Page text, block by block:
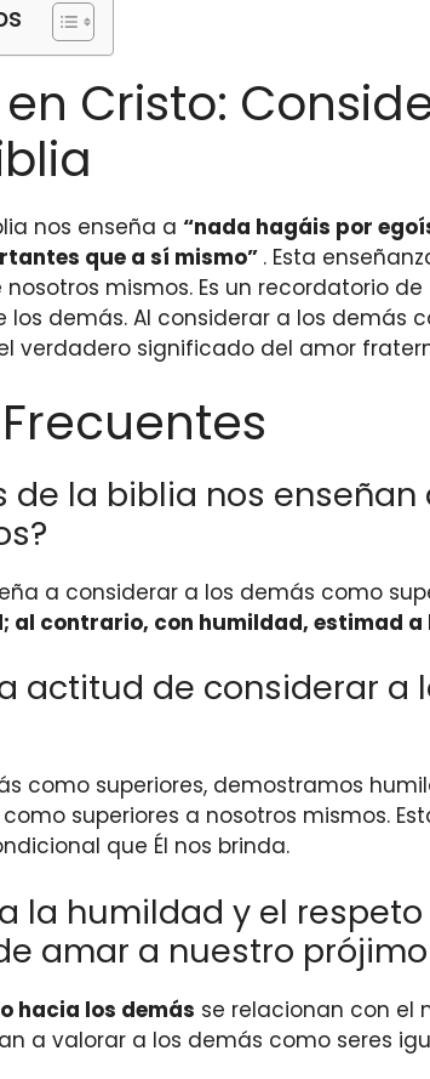
Cristo:
nos enseña a “nada hagáis por
que a sí mismo” . Esta
mismos. Es un recordatorio
los demás. Al considerar a los demás
verdadero significado del amor
de la biblia nos
a considerar a los demás como
contrario, con humildad, estimad
actitud de considerar
como superiores, demostramos
superiores a nosotros mismos.
que Él nos brinda.
la humildad y el
amar a nuestro
hacia los demás se relacionan con el
a valorar a los demás como seres